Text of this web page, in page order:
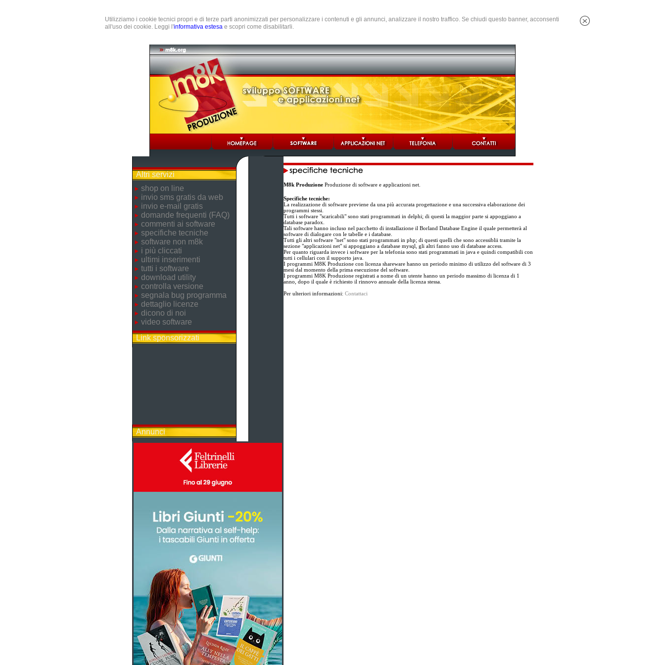
Utilizziamo i cookie tecnici propri e di terze parti anonimizzati per personalizzare i contenuti e gli annunci, analizzare il nostro traffico. Se chiudi questo banner, acconsenti
all'uso dei cookie. Leggi l'informativa estesa e scopri come disabilitarli.
Altri servizi
shop on line
invio sms gratis da web
invio e-mail gratis
domande frequenti (FAQ)
commenti ai software
specifiche tecniche
software non m8k
i più cliccati
ultimi inserimenti
tutti i software
download utility
controlla versione
segnala bug programma
dettaglio licenze
dicono di noi
video software
Link sponsorizzati
Annunci
M8k ProduzioneProduzione di software e applicazioni net.
Specifiche tecniche:
La realizzazione di software previene da una più accurata progettazione e una successiva elaborazione dei
programmi stessi.
Tutti i software "scaricabili" sono stati programmati in delphi; di questi la maggior parte si appoggiano a
database paradox.
Tali software hanno incluso nel pacchetto di installazione il Borland Database Engine il quale permetterà al
software di dialogare con le tabelle e i database.
Tutti gli altri software "net" sono stati programmati in php; di questi quelli che sono accessiblii tramite la
sezione "applicazioni net" si appoggiano a database mysql, gli altri fanno uso di database access.
Per quanto riguarda invece i software per la telefonia sono stati programmati in java e quindi compatibili con
tutti i cellulari con il supporto java.
I programmi M8K Produzione con licenza shareware hanno un periodo minimo di utilizzo del software di 3
mesi dal momento della prima esecuzione del software.
I programmi M8K Produzione registrati a nome di un utente hanno un periodo massimo di licenza di 1
anno, dopo il quale è richiesto il rinnovo annuale della licenza stessa.
Per ulteriori informazioni: Contattaci